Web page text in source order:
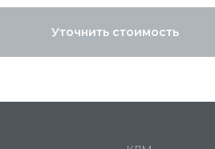
Уточнить стоимость